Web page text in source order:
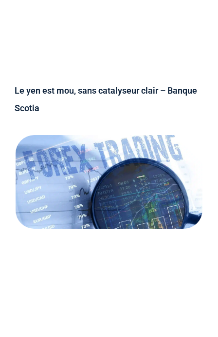
Le yen est mou, sans catalyseur clair – Banque
Scotia